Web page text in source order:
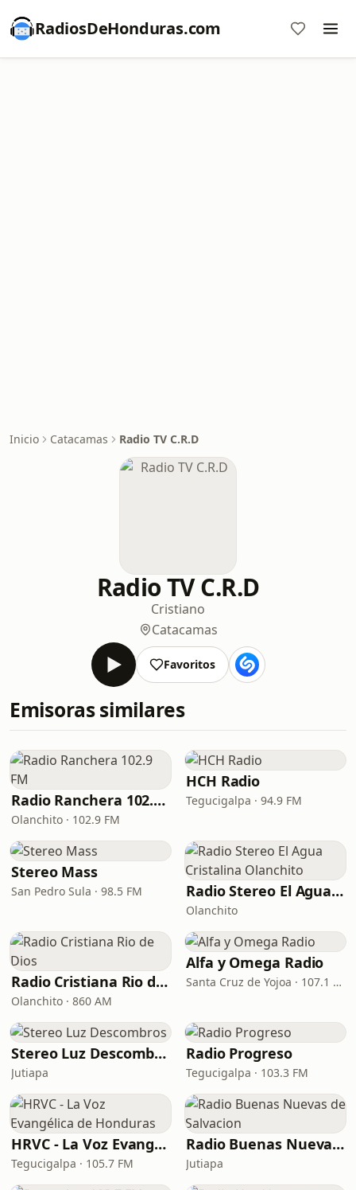
RadiosDeHonduras.com
Inicio Catacamas Radio TV C.R.D
Radio TV C.R.D
Cristiano
Catacamas
Favoritos
Emisoras similares
Radio Ranchera 102.9 FM
Olanchito · 102.9 FM
HCH Radio
Tegucigalpa · 94.9 FM
Stereo Mass
San Pedro Sula · 98.5 FM Radio Stereo El Agua Cristalina Olanchito
Olanchito
Radio Cristiana Rio de Dios
Olanchito · 860 AM
Alfa y Omega Radio
Santa Cruz de Yojoa · 107.1 FM
Stereo Luz Descombros
Jutiapa
Radio Progreso
Tegucigalpa · 103.3 FM
HRVC - La Voz Evangélica de Honduras
Tegucigalpa · 105.7 FM
Radio Buenas Nuevas de Salvacion
Jutiapa